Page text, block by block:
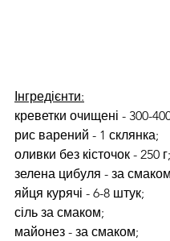
Інгредієнти:
креветки очищені - 300-
рис варений - 1 склянка;
оливки без кісточок - 250 г;
зелена цибуля - за
яйця курячі - 6-8 штук;
сіль за смаком;
майонез - за смаком;